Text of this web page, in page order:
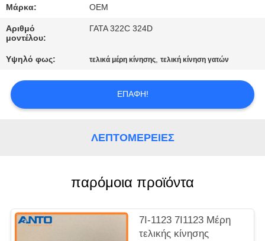
SITEMAP
ΠΟΛΙΤΙΚΉ
Μάρκα: OEM
Αριθμό
μοντέλου:
ΓΑΤΑ 322C 324D
Υψηλό φως: τελικά μέρη κίνησης,τελική κίνηση γατών
ΕΠΑΦΉ!
ΛΕΠΤΟΜΈΡΕΙΕΣ
παρόμοια προϊόντα
7I-1123 7I1123 Μέρη
τελικής κίνησης